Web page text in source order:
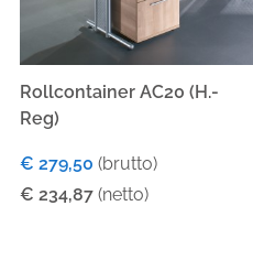
Rollcontainer AC20 (H.-
Reg)
€ 279,50 (brutto)
€ 234,87(netto)